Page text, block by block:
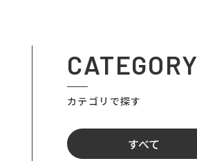
CATEGORY
カテゴリで探す
すべて